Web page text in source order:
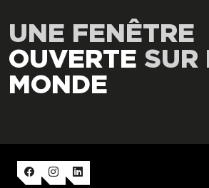
UNE FENÊTRE
OUVERTE SUR
MONDE